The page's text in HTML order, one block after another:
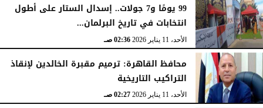
99 يومًا و7 جولات.. إسدال الستار على أطول
انتخابات في تاريخ البرلمان...
الأحد، 11 يناير 2026 02:36 صـ
محافظ القاهرة: ترميم مقبرة الخالدين لإنقاذ
التراكيب التاريخية
الأحد، 11 يناير 2026 02:27 صـ